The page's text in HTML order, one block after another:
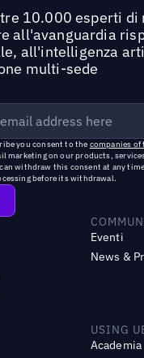
10.000 esperti di
all'avanguardia
all'intelligenza
multi-sede
you consent to the companies of
marketing on our products,
withdraw this consent at any
before its withdrawal.
Eventi
News &
USING
Academia